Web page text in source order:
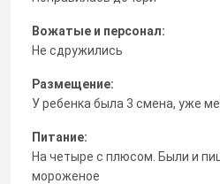
Вожатые и персонал:
Не сдружились
Размещение:
У ребенка была 3 смена, уже
Питание:
На четыре с плюсом. Были и
мороженое